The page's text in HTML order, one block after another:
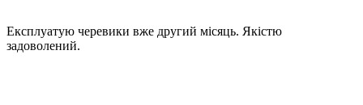
Експлуатую черевики вже другий місяць. Якістю
задоволений.